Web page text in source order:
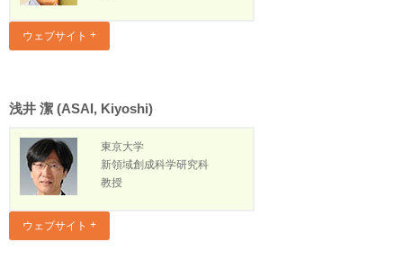
ウェブサイト
浅井 潔 (ASAI, Kiyoshi)
東京大学
新領域創成科学研究科
教授
ウェブサイト